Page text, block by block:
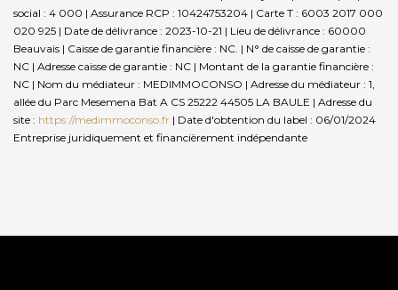
social : 4 000 | Assurance RCP : 10424753204 | Carte T : 6003 2017 000
020 925 | Date de délivrance : 2023-10-21 | Lieu de délivrance : 60000
Beauvais | Caisse de garantie financière : NC. | N° de caisse de garantie :
NC | Adresse caisse de garantie : NC | Montant de la garantie financière :
NC | Nom du médiateur : MEDIMMOCONSO | Adresse du médiateur : 1,
allée du Parc Mesemena Bat A CS 25222 44505 LA BAULE | Adresse du
site : https://medimmoconso.fr | Date d'obtention du label : 06/01/2024
Entreprise juridiquement et financièrement indépendante